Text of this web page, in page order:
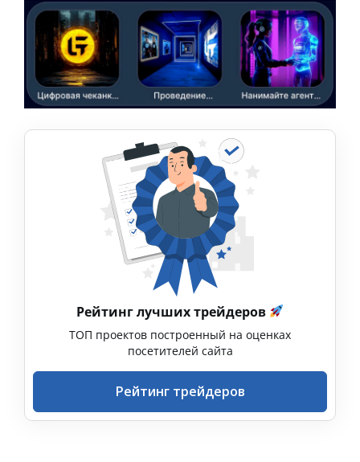
Рейтинг лучших трейдеров
ТОП проектов построенный на оценках
посетителей сайта
Рейтинг трейдеров